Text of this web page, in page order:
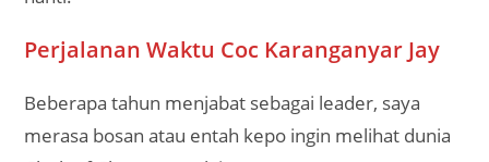
Perjalanan Waktu Coc Karanganyar Jay
Beberapa tahun menjabat sebagai leader, saya
merasa bosan atau entah kepo ingin melihat dunia